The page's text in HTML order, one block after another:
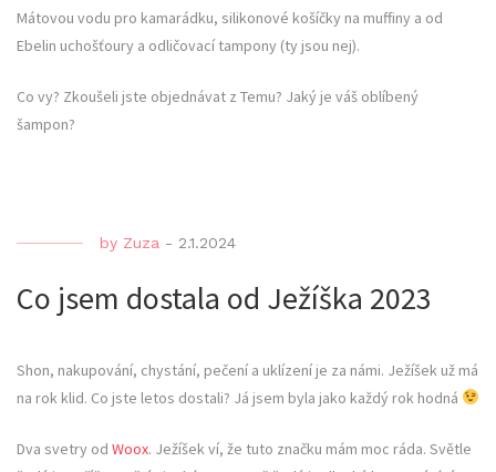
Mátovou vodu pro kamarádku, silikonové košíčky na muffiny a od
Ebelin uchošťoury a odličovací tampony (ty jsou nej).
Co vy? Zkoušeli jste objednávat z Temu? Jaký je váš oblíbený
šampon?
by Zuza - 2.1.2024
Co jsem dostala od Ježíška 2023
Shon, nakupování, chystání, pečení a uklízení je za námi. Ježíšek už má
na rok klid. Co jste letos dostali? Já jsem byla jako každý rok hodná
Dva svetry od Woox. Ježíšek ví, že tuto značku mám moc ráda. Světle